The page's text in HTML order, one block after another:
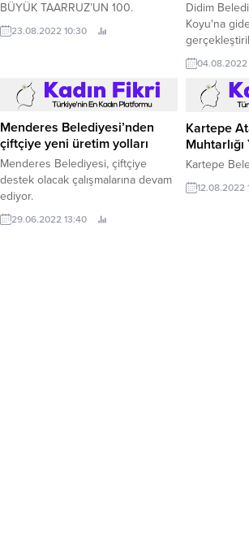
BÜYÜK TAARRUZ’UN 100.
23.08.2022 10:30
Didim
Koyu'na
tamamlandı.
04.08.2022
Menderes Belediyesi’nden
çiftçiye yeni üretim yolları
Menderes Belediyesi, çiftçiye
destek olacak çalışmalarına devam
ediyor.
29.06.2022 13:40
Kartepe
Kartepe
12.08.2022